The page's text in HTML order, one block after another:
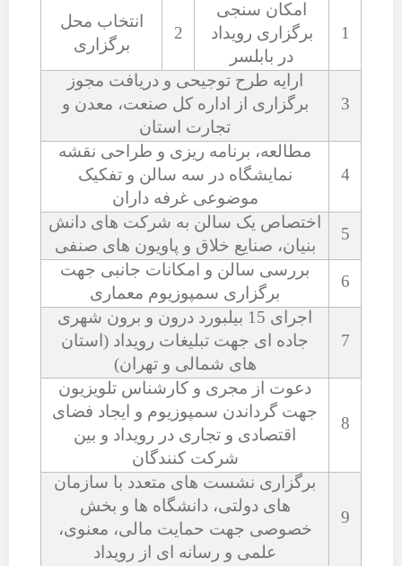
1
امکان سنجی
برگزاری رویداد
در بابلسر
2
انتخاب محل
برگزاری
3
ارایه طرح توجیحی و دریافت مجوز
برگزاری از اداره کل صنعت، معدن و
تجارت استان
4
مطالعه، برنامه ریزی و طراحی نقشه
نمایشگاه در سه سالن و تفکیک
موضوعی غرفه داران
5
اختصاص یک سالن به شرکت های دانش
بنیان، صنایع خلاق و پاویون های صنفی
6
بررسی سالن و امکانات جانبی جهت
برگزاری سمپوزیوم معماری
7
اجرای 15 بیلبورد درون و برون شهری
جاده ای جهت تبلیغات رویداد (استان
های شمالی و تهران)
8
دعوت از مجری و کارشناس تلویزیون
جهت گرداندن سمپوزیوم و ایجاد فضای
اقتصادی و تجاری در رویداد و بین
شرکت کنندگان
9
برگزاری نشست های متعدد با سازمان
های دولتی، دانشگاه ها و بخش
خصوصی جهت حمایت مالی، معنوی،
علمی و رسانه ای از رویداد